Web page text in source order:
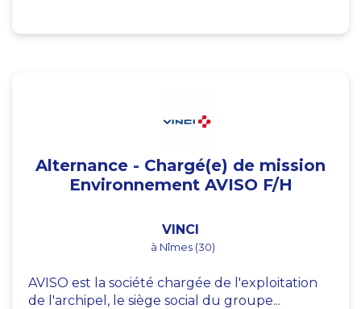
Alternance - Chargé(e) de mission
Environnement AVISO F/H
VINCI
à Nîmes (30)
AVISO est la société chargée de l'exploitation
de l'archipel, le siège social du groupe...